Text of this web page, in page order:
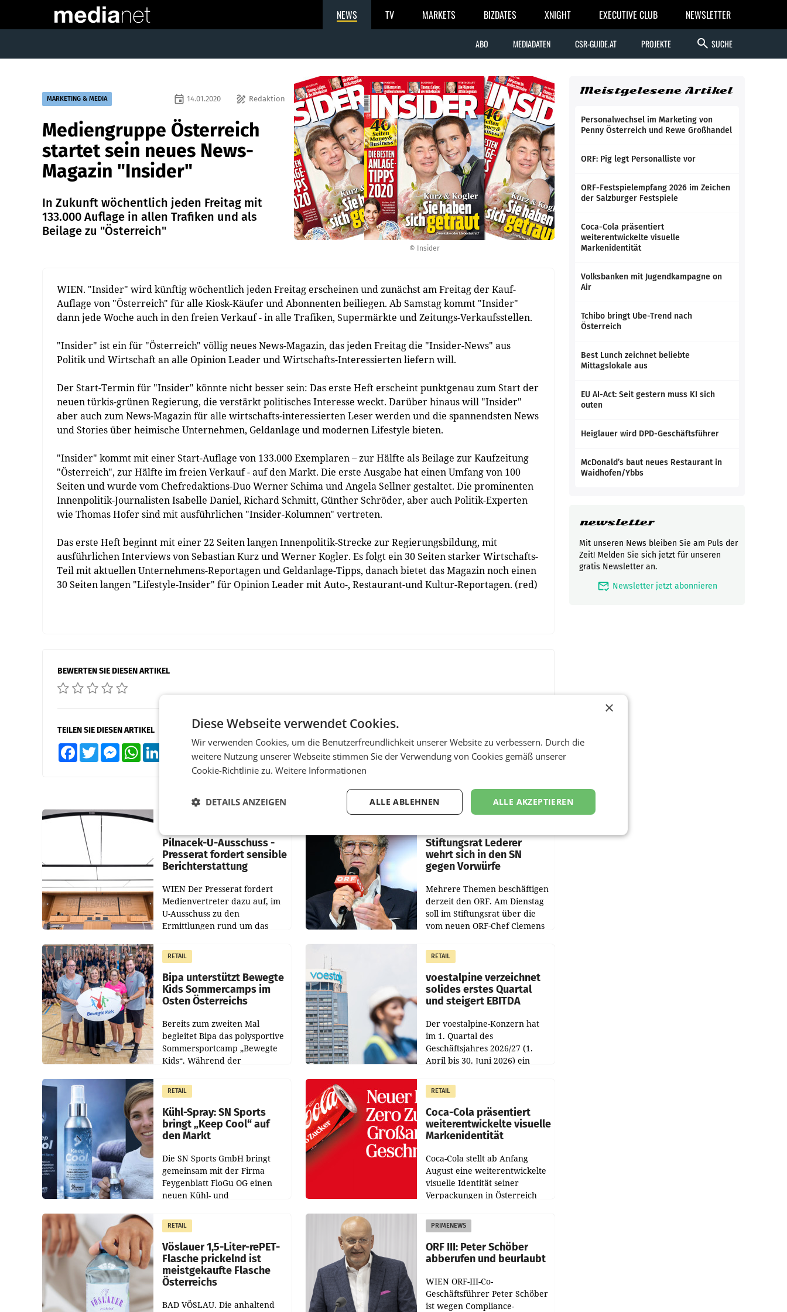
NEWS TV MARKETS BIZDATES XNIGHT EXECUTIVE CLUB NEWSLETTER
ABO MEDIADATEN CSR-GUIDE.AT PROJEKTE search SUCHE
© Insider
MARKETING & MEDIA draw Redaktion
event 14.01.2020
Mediengruppe Österreich
startet sein neues News-
Magazin "Insider"
In Zukunft wöchentlich jeden Freitag mit
133.000 Auflage in allen Trafiken und als
Beilage zu "Österreich"
WIEN. "Insider" wird künftig wöchentlich jeden Freitag erscheinen und zunächst am Freitag der Kauf-
Auflage von "Österreich" für alle Kiosk-Käufer und Abonnenten beiliegen. Ab Samstag kommt "Insider"
dann jede Woche auch in den freien Verkauf - in alle Trafiken, Supermärkte und Zeitungs-Verkaufsstellen.
"Insider" ist ein für "Österreich" völlig neues News-Magazin, das jeden Freitag die "Insider-News" aus
Politik und Wirtschaft an alle Opinion Leader und Wirtschafts-Interessierten liefern will.
Der Start-Termin für "Insider" könnte nicht besser sein: Das erste Heft erscheint punktgenau zum Start der
neuen türkis-grünen Regierung, die verstärkt politisches Interesse weckt. Darüber hinaus will "Insider"
aber auch zum News-Magazin für alle wirtschafts-interessierten Leser werden und die spannendsten News
und Stories über heimische Unternehmen, Geldanlage und modernen Lifestyle bieten.
"Insider" kommt mit einer Start-Auflage von 133.000 Exemplaren – zur Hälfte als Beilage zur Kaufzeitung
"Österreich", zur Hälfte im freien Verkauf - auf den Markt. Die erste Ausgabe hat einen Umfang von 100
Seiten und wurde vom Chefredaktions-Duo Werner Schima und Angela Sellner gestaltet. Die prominenten
Innenpolitik-Journalisten Isabelle Daniel, Richard Schmitt, Günther Schröder, aber auch Politik-Experten
wie Thomas Hofer sind mit ausführlichen "Insider-Kolumnen" vertreten.
Das erste Heft beginnt mit einer 22 Seiten langen Innenpolitik-Strecke zur Regierungsbildung, mit
ausführlichen Interviews von Sebastian Kurz und Werner Kogler. Es folgt ein 30 Seiten starker Wirtschafts-
Teil mit aktuellen Unternehmens-Reportagen und Geldanlage-Tipps, danach bietet das Magazin noch einen
30 Seiten langen "Lifestyle-Insider" für Opinion Leader mit Auto-, Restaurant-und Kultur-Reportagen. (red)
BEWERTEN SIE DIESEN ARTIKEL
TEILEN SIE DIESEN ARTIKEL
FacebookTwitter MessengerWhatsApp XING Teilen
Pilnacek-U-Ausschuss -
Presserat fordert sensible
Berichterstattung
WIEN Der Presserat fordert
Medienvertreter dazu auf, im
U-Ausschuss zu den
Ermittlungen rund um das
im Justizministerium, Christian
Pilnacek, auf sensible
Stiftungsrat Lederer
wehrt sich in den SN
gegen Vorwürfe
Mehrere Themen beschäftigen
derzeit den ORF. Am Dienstag
soll im Stiftungsrat über die
vom neuen ORF-Chef Clemens
Besetzungen für die
Direktionen abgestimmt
werden.
RETAIL
Bipa unterstützt Bewegte
Kids Sommercamps im
Osten Österreichs
Bereits zum zweiten Mal
begleitet Bipa das polysportive
Sommersportcamp „Bewegte
Kids“. Während der
Juli und August versorgt das
Unternehmen Kinder sowie
RETAIL
voestalpine verzeichnet
solides erstes Quartal
und steigert EBITDA
Der voestalpine-Konzern hat
im 1. Quartal des
Geschäftsjahres 2026/27 (1.
April bis 30. Juni 2026) ein
Der Umsatz stieg im Vergleich
zur Vorjahresperiode
RETAIL
Kühl-Spray: SN Sports
bringt „Keep Cool“ auf
den Markt
Die SN Sports GmbH bringt
gemeinsam mit der Firma
Feygenblatt FloGu OG einen
neuen Kühl- und
Markt. Das Produkt namens
„Keep Cool“ ist zu 100 Prozent
RETAIL
Coca-Cola präsentiert
weiterentwickelte visuelle
Markenidentität
Coca-Cola stellt ab Anfang
August eine weiterentwickelte
visuelle Identität seiner
Verpackungen in Österreich
Redesigns stehen zentrale
Gestaltungselemente
RETAIL
Vöslauer 1,5-Liter-rePET-
Flasche prickelnd ist
meistgekaufte Flasche
Österreichs
BAD VÖSLAU. Die anhaltend
PRIMENEWS
ORF III: Peter Schöber
abberufen und beurlaubt
WIEN ORF-III-Co-
Geschäftsführer Peter Schöber
ist wegen Compliance-
Meistgelesene Artikel
Personalwechsel im Marketing von
Penny Österreich und Rewe Großhandel
ORF: Pig legt Personalliste vor
ORF-Festspielempfang 2026 im Zeichen
der Salzburger Festspiele
Coca-Cola präsentiert
weiterentwickelte visuelle
Markenidentität
Volksbanken mit Jugendkampagne on
Air
Tchibo bringt Ube-Trend nach
Österreich
Best Lunch zeichnet beliebte
Mittagslokale aus
EU AI-Act: Seit gestern muss KI sich
outen
Heiglauer wird DPD-Geschäftsführer
McDonald’s baut neues Restaurant in
Waidhofen/Ybbs
newsletter
Mit unseren News bleiben Sie am Puls der
Zeit! Melden Sie sich jetzt für unseren
gratis Newsletter an.
mark_email_read Newsletter jetzt abonnieren
×
Diese Webseite verwendet Cookies.
Wir verwenden Cookies, um die Benutzerfreundlichkeit unserer Website zu verbessern. Durch die
weitere Nutzung unserer Webseite stimmen Sie der Verwendung von Cookies gemäß unserer
Cookie-Richtlinie zu. Weitere Informationen
ALLE AKZEPTIEREN
ALLE ABLEHNEN
DETAILS ANZEIGEN